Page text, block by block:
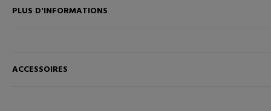
PLUS D'INFORMATIONS
ACCESSOIRES